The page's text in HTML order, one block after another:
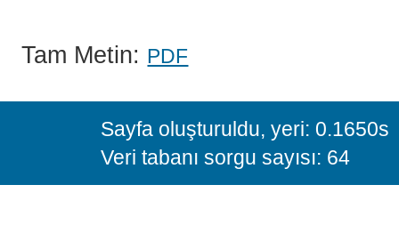
Tam Metin: PDF
Sayfa oluşturuldu, yeri: 0.1650s
Veri tabanı sorgu sayısı: 64